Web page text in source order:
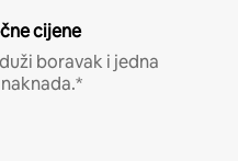
cijene
boravak i jedna